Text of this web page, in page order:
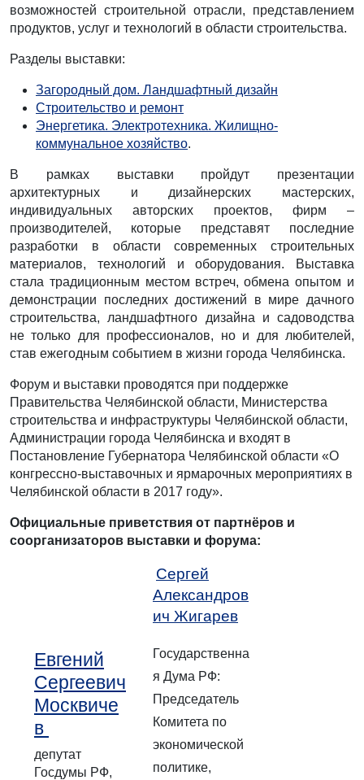
возможностей строительной отрасли, представлением
продуктов, услуг и технологий в области строительства.
Разделы выставки:
Загородный дом. Ландшафтный дизайн
Строительство и ремонт
Энергетика. Электротехника. Жилищно-
коммунальное хозяйство.
В рамках выставки пройдут презентации
архитектурных и дизайнерских мастерских,
индивидуальных авторских проектов, фирм –
производителей, которые представят последние
разработки в области современных строительных
материалов, технологий и оборудования. Выставка
стала традиционным местом встреч, обмена опытом и
демонстрации последних достижений в мире дачного
строительства, ландшафтного дизайна и садоводства
не только для профессионалов, но и для любителей,
став ежегодным событием в жизни города Челябинска.
Форум и выставки проводятся при поддержке
Правительства Челябинской области, Министерства
строительства и инфраструктуры Челябинской области,
Администрации города Челябинска и входят в
Постановление Губернатора Челябинской области «О
конгрессно-выставочных и ярмарочных мероприятиях в
Челябинской области в 2017 году».
Официальные приветствия от партнёров и
соорганизаторов выставки и форума:
Евгений
Сергеевич
Москвиче
в
депутат
Госдумы РФ,
Сергей
Александров
ич Жигарев
Государственна
я Дума РФ:
Председатель
Комитета по
экономической
политике,